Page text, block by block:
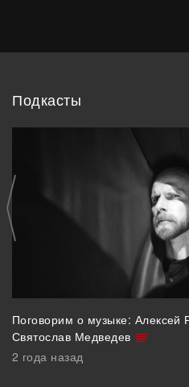
Подкасты
Поговорим о музыке: Алексей
Святослав Медведев
2 года назад